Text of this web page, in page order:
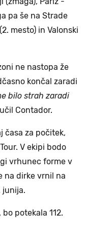
pa še na Strade
mesto) in Valonski
ne nastopa že
končal zaradi
bilo strah zaradi
Contador.
časa za počitek,
V ekipi bodo
vrhunec forme v
na dirke vrnil na
junija.
potekala 112.